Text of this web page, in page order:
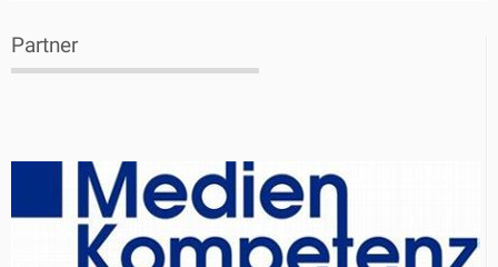
Partner